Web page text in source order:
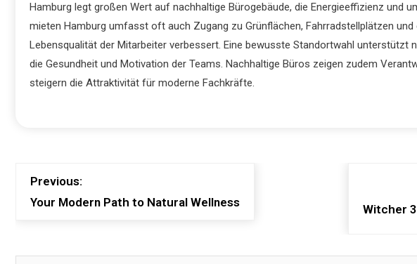
Hamburg legt großen Wert auf nachhaltige Bürogebäude, die Energieeffizienz und
mieten Hamburg umfasst oft auch Zugang zu Grünflächen, Fahrradstellplätzen
Lebensqualität der Mitarbeiter verbessert. Eine bewusste Standortwahl unterstützt
die Gesundheit und Motivation der Teams. Nachhaltige Büros zeigen zudem
steigern die Attraktivität für moderne Fachkräfte.
Previous:
Your Modern Path to Natural Wellness
Witcher